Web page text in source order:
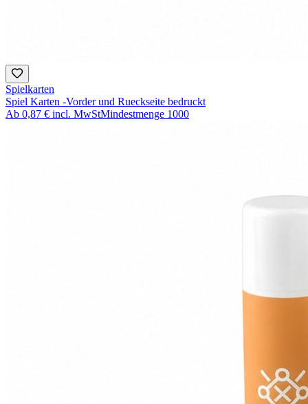
Spielkarten
Spiel Karten -Vorder und Rueckseite bedruckt
Ab 0,87 € incl. MwStMindestmenge 1000